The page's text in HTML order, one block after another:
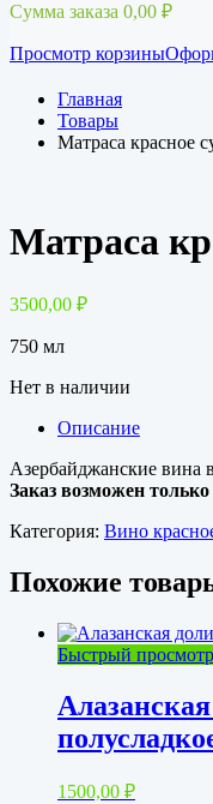
Сумма заказа 0,00 ₽
Просмотр корзины
Главная
Товары
Матраса красное
Матраса
3500,00 ₽
750 мл
Нет в наличии
Описание
Азербайджанские вина
Заказ возможен только
Категория: Вино
Похожие
Быстрый просмотр
1500,00 ₽